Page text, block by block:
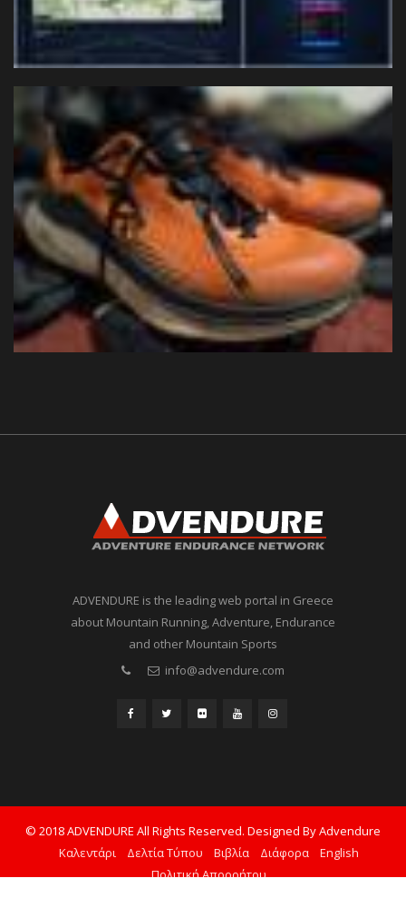
ADVENDURE is the leading web portal in Greece
about Mountain Running, Adventure, Endurance
and other Mountain Sports
info@advendure.com
© 2018 ADVENDURE All Rights Reserved. Designed By Advendure
Καλεντάρι
Δελτία Τύπου Βιβλία Διάφορα
English
Πολιτική Απορρήτου